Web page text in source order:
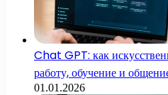
Chat GPT: как
работу, обучение и
01.01.2026